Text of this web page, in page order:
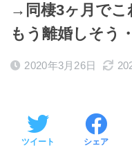
→同棲3ヶ月でこ
もう離婚しそう
2020年3月26日
ツイート シェア